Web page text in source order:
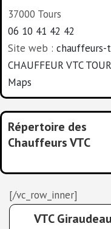
37000 Tours
06 10 41 42 42
Site web : chauffeurs-
CHAUFFEUR VTC
Maps
Répertoire des
Chauffeurs VTC
[/vc_row_inner]
VTC Giraudeau